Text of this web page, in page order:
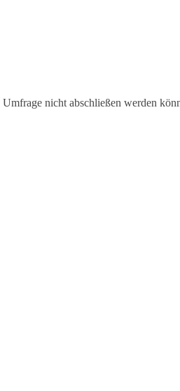
nicht abschließen werden